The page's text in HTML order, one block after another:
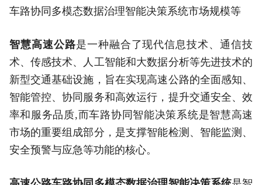
车路协同多模态数据治理智能决策系统市场规模等
智慧高速公路是一种融合了现代信息技术、通信技
术、传感技术、人工智能和大数据分析等先进技术的
新型交通基础设施，旨在实现高速公路的全面感知、
智能管控、协同服务和高效运行，提升交通安全、效
率和服务品质,而车路协同智能决策系统是智慧高速
市场的重要组成部分，是支撑智能检测、智能监测、
安全预警与应急等功能的核心。